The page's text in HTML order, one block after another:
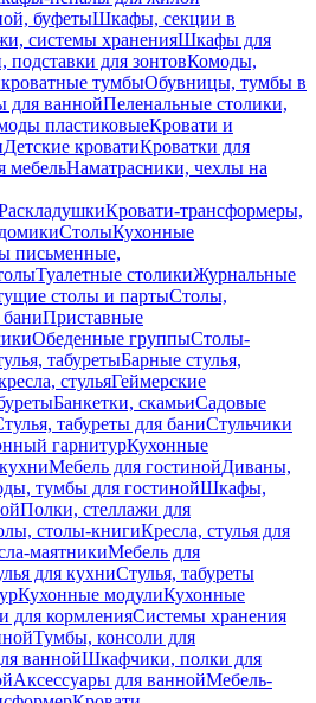
буфетыШкафы, секции в
системы храненияШкафы для
подставки для зонтовКомоды,
тумбыОбувницы, тумбы в
для ваннойПеленальные столики,
пластиковыеКровати и
Детские кроватиКроватки для
мебельНаматрасники, чехлы на
Кровати-трансформеры,
СтолыКухонные
письменные,
Туалетные столикиЖурнальные
столы и партыСтолы,
Приставные
Обеденные группыСтолы-
табуретыБарные стулья,
стульяГеймерские
Банкетки, скамьиСадовые
табуреты для баниСтульчики
гарнитурКухонные
Мебель для гостинойДиваны,
тумбы для гостинойШкафы,
Полки, стеллажи для
столы-книгиКресла, стулья для
маятникиМебель для
для кухниСтулья, табуреты
Кухонные модулиКухонные
для кормленияСистемы хранения
Тумбы, консоли для
ваннойШкафчики, полки для
Аксессуары для ваннойМебель-